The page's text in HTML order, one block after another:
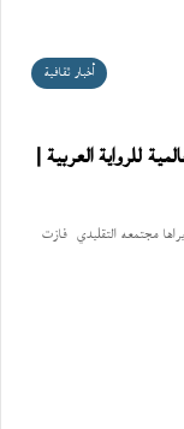
أخبار ثقافية
للرواية العربية |
مجتمعه التقليدي فازت